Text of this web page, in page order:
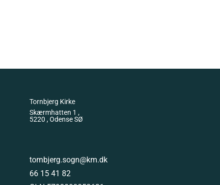
Tornbjerg Kirke
Skærmhatten 1 ,
5220 , Odense SØ
tornbjerg.sogn@km.dk
66 15 41 82